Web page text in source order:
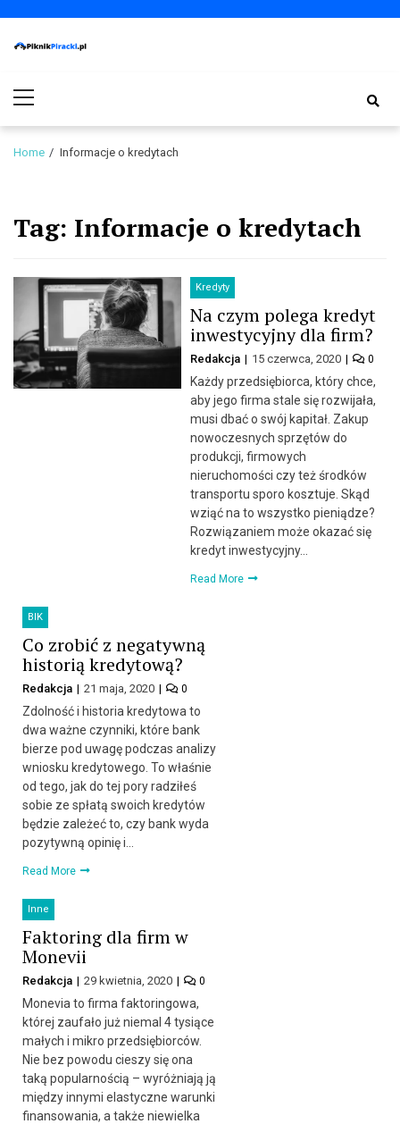
navigation
content
Menu
Home Informacje o kredytach
Tag: Informacje o kredytach
Kredyty
Na czym polega kredyt
inwestycyjny dla firm?
Redakcja 15 czerwca, 2020 0
Każdy przedsiębiorca, który chce,
aby jego firma stale się rozwijała,
musi dbać o swój kapitał. Zakup
nowoczesnych sprzętów do
produkcji, firmowych
nieruchomości czy też środków
transportu sporo kosztuje. Skąd
wziąć na to wszystko pieniądze?
Rozwiązaniem może okazać się
kredyt inwestycyjny…
Read More
BIK
Co zrobić z negatywną
historią kredytową?
Redakcja 21 maja, 2020 0
Zdolność i historia kredytowa to
dwa ważne czynniki, które bank
bierze pod uwagę podczas analizy
wniosku kredytowego. To właśnie
od tego, jak do tej pory radziłeś
sobie ze spłatą swoich kredytów
będzie zależeć to, czy bank wyda
pozytywną opinię i…
Read More
Inne
Faktoring dla firm w
Monevii
Redakcja 29 kwietnia, 2020 0
Monevia to firma faktoringowa,
której zaufało już niemal 4 tysiące
małych i mikro przedsiębiorców.
Nie bez powodu cieszy się ona
taką popularnością – wyróżniają ją
między innymi elastyczne warunki
finansowania, a także niewielka